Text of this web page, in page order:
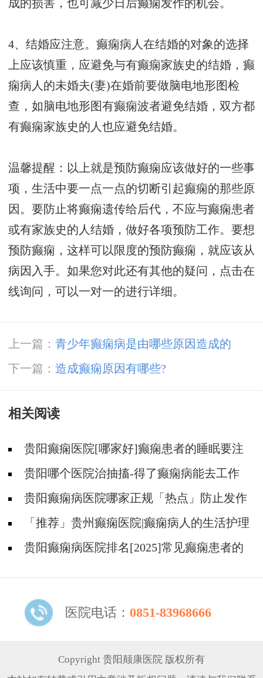
成的损害，也可减少日后癫痫发作的机会。
4、结婚应注意。癫痫病人在结婚的对象的选择
上应该慎重，应避免与有癫痫家族史的结婚，癫
痫病人的未婚夫(妻)在婚前要做脑电地形图检
查，如脑电地形图有癫痫波者避免结婚，双方都
有癫痫家族史的人也应避免结婚。
温馨提醒：以上就是预防癫痫应该做好的一些事
项，生活中要一点一点的切断引起癫痫的那些原
因。要防止将癫痫遗传给后代，不应与癫痫患者
或有家族史的人结婚，做好各项预防工作。要想
预防癫痫，这样可以限度的预防癫痫，就应该从
病因入手。如果您对此还有其他的疑问，点击在
线询问，可以一对一的进行详细。
上一篇： 青少年癫痫病是由哪些原因造成的
下一篇： 造成癫痫原因有哪些?
相关阅读
贵阳癫痫医院[哪家好]癫痫患者的睡眠要注
意什么?
贵阳哪个医院治抽搐-得了癫痫病能去工作
吗？贵阳癫痫病医院哪家正规「热点」防止发作
需要哪些护理？
「推荐」贵州癫痫医院|癫痫病人的生活护理
有哪些？
贵阳癫痫病医院排名[2025]常见癫痫患者的
医院电话： 0851-83968666
Copyright 贵阳颠康医院 版权所有